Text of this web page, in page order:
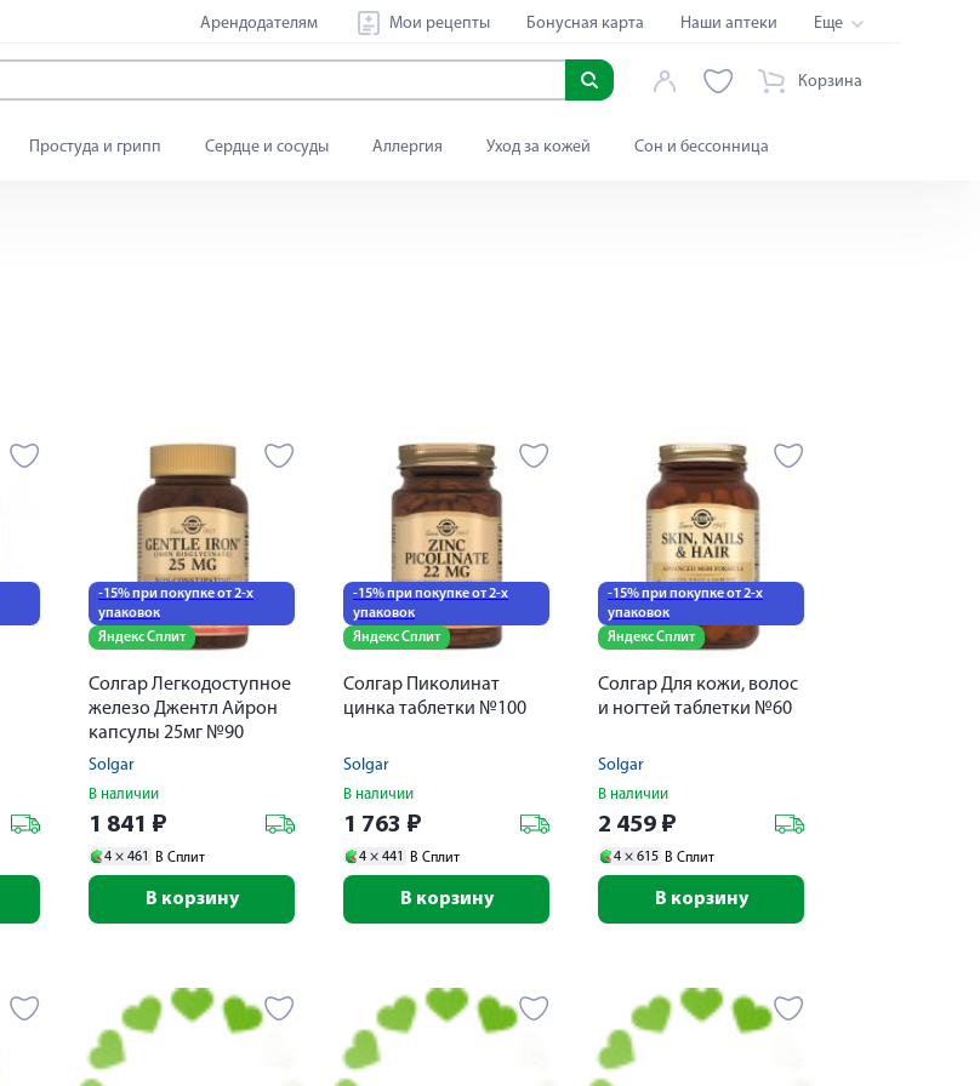
Арендодателям Мои рецепты Бонусная карта Наши аптеки Еще
Корзина
Простуда и грипп Сердце и сосуды Аллергия Уход за кожей Сон и бессонница
-15% при покупке от 2-х
упаковок
Яндекс Сплит
Солгар Легкодоступное
железо Джентл Айрон
капсулы 25мг №90
Solgar
В наличии
1 841 ₽
4 × 461 В Сплит
В корзину
-15% при покупке от 2-х
упаковок
Яндекс Сплит
Солгар Пиколинат
цинка таблетки №100
Solgar
В наличии
1 763 ₽
4 × 441 В Сплит
В корзину
-15% при покупке от 2-х
упаковок
Яндекс Сплит
Солгар Для кожи, волос
и ногтей таблетки №60
Solgar
В наличии
2 459 ₽
4 × 615 В Сплит
В корзину